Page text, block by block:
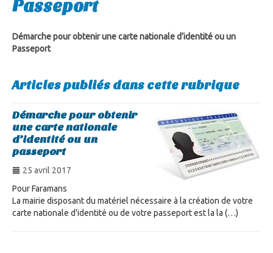
Passeport
Démarche pour obtenir une carte nationale d’identité ou un
Passeport
Articles publiés dans cette rubrique
Démarche pour obtenir
une carte nationale
d’identité ou un
passeport
25 avril 2017
Pour Faramans
La mairie disposant du matériel nécessaire à la création de votre
carte nationale d’identité ou de votre passeport est la la (…)